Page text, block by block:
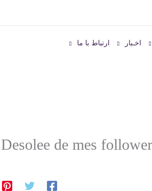
اخـبار ارتباط با ما
Desolee de mes